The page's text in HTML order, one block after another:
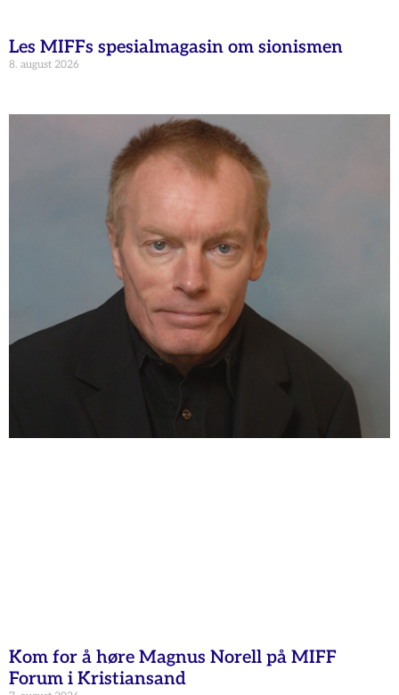
Les MIFFs spesialmagasin om sionismen
8. august 2026
Kom for å høre Magnus Norell på MIFF
Forum i Kristiansand